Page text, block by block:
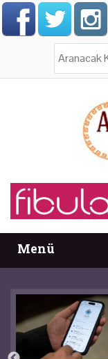
Menü